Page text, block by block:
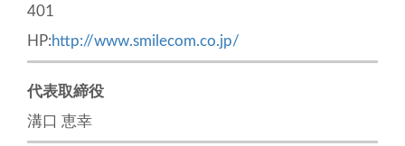
401
HP:http://www.smilecom.co.jp/
代表取締役
溝口 恵幸